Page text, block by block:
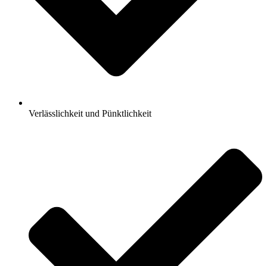
Verlässlichkeit und Pünktlichkeit